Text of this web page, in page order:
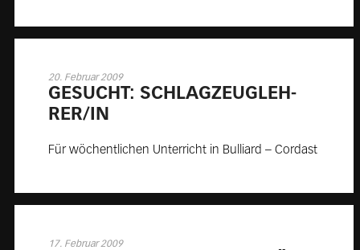
20. Februar 2009
GE­SUCHT: SCHLAG­ZEUG­LEH­
RER/IN
Für wöchentlichen Unterricht in Bulliard – Cordast
17. Februar 2009